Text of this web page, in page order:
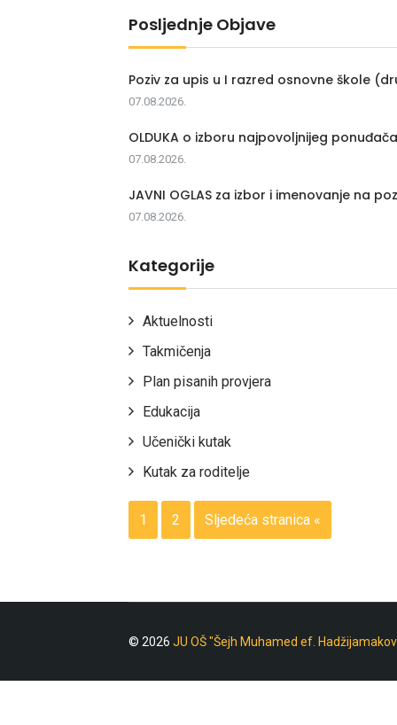
Posljednje Objave
Poziv za upis u I razred osnovne škole
07.08.2026.
OLDUKA o izboru najpovoljnijeg
07.08.2026.
JAVNI OGLAS za izbor i imenovanje na
07.08.2026.
Kategorije
Aktuelnosti
Takmičenja
Plan pisanih provjera
Edukacija
Učenički kutak
Kutak za roditelje
1 2 Sljedeća stranica «
© 2026 JU OŠ "Šejh Muhamed ef.